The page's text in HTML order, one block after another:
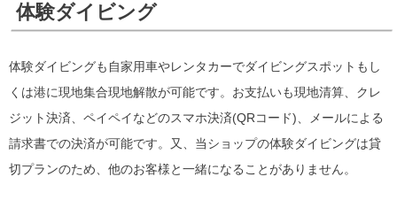
体験ダイビング
体験ダイビングも自家用車やレンタカーでダイビングスポットもし
くは港に現地集合現地解散が可能です。お支払いも現地清算、クレ
ジット決済、ペイペイなどのスマホ決済(QRコード)、メールによる
請求書での決済が可能です。又、当ショップの体験ダイビングは貸
切プランのため、他のお客様と一緒になることがありません。